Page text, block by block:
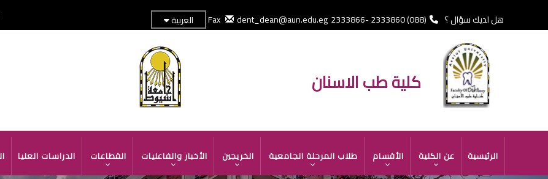
المحتوى
هل لديك سؤال ؟ (088) 2333860 -2333866 Fax
dent_dean@aun.edu.eg العربية
كلية طب الاسنان
NAVIGATION
الرئيسية عن الكلية الأقسام طلاب المرحلة الجامعية الخريجين الأخبار والفاعليات القطاعات الدراسات العليا